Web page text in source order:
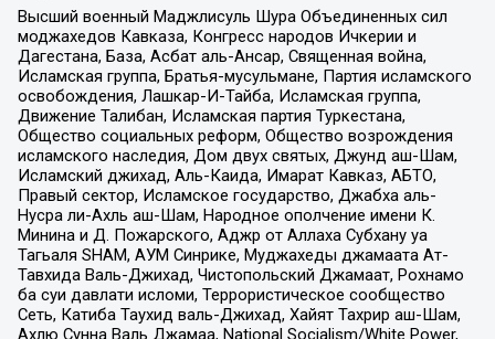
Высший военный Маджлисуль Шура Объединенных сил
моджахедов Кавказа, Конгресс народов Ичкерии и
Дагестана, База, Асбат аль-Ансар, Священная война,
Исламская группа, Братья-мусульмане, Партия исламского
освобождения, Лашкар-И-Тайба, Исламская группа,
Движение Талибан, Исламская партия Туркестана,
Общество социальных реформ, Общество возрождения
исламского наследия, Дом двух святых, Джунд аш-Шам,
Исламский джихад, Аль-Каида, Имарат Кавказ, АБТО,
Правый сектор, Исламское государство, Джабха аль-
Нусра ли-Ахль аш-Шам, Народное ополчение имени К.
Минина и Д. Пожарского, Аджр от Аллаха Субхану уа
Тагьаля SHAM, АУМ Синрике, Муджахеды джамаата Ат-
Тавхида Валь-Джихад, Чистопольский Джамаат, Рохнамо
ба суи давлати исломи, Террористическое сообщество
Сеть, Катиба Таухид валь-Джихад, Хайят Тахрир аш-Шам,
Ахлю Сунна Валь Джамаа, National Socialism/White Power,